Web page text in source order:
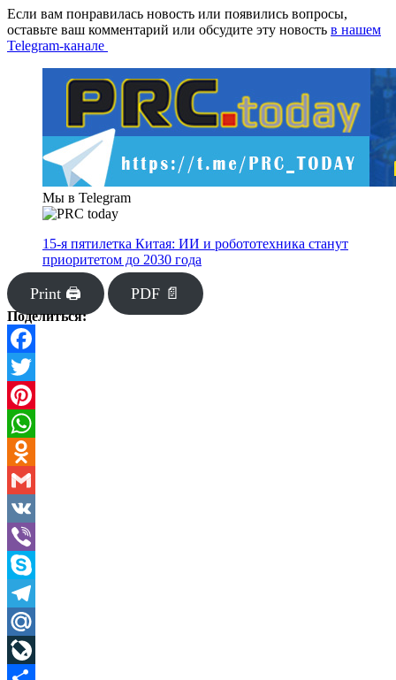
Если вам понравилась новость или появились вопросы,
оставьте ваш комментарий или обсудите эту новость в нашем
Telegram-канале
Мы в Telegram
15-я пятилетка Китая: ИИ и робототехника станут
приоритетом до 2030 года
Print 🖨 PDF 📄
Поделиться:
Facebook
Twitter
Pinterest
WhatsApp
Odnoklassniki
Gmail
VK
Viber
Skype
Telegram
Mail.Ru